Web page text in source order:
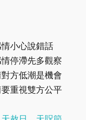
小心說錯話
停滯先多觀察
方低潮是機會
重視雙方公平